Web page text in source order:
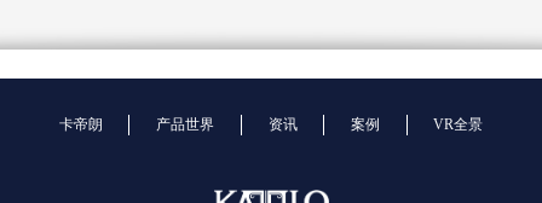
卡帝朗 产品世界 资讯 案例 VR全景